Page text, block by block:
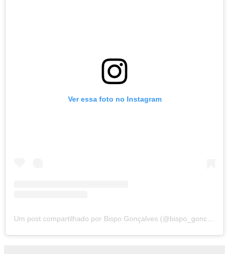
Ver essa foto no Instagram
Um post compartilhado por Bispo Gonçalves (@bispo_goncalves)